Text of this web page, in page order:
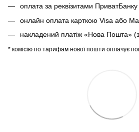
оплата за реквізитами ПриватБанку
онлайн оплата карткою Visa або
накладений платіж «Нова Пошта»
* комісію по тарифам нової пошти оплачує